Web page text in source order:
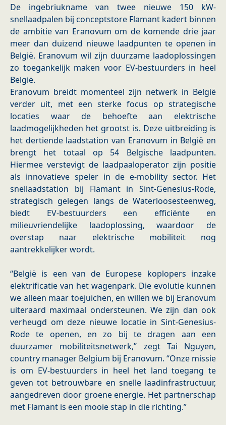
De ingebriukname van twee nieuwe 150 kW-
snellaadpalen bij conceptstore Flamant kadert binnen
de ambitie van Eranovum om de komende drie jaar
meer dan duizend nieuwe laadpunten te openen in
België. Eranovum wil zijn duurzame laadoplossingen
zo toegankelijk maken voor EV-bestuurders in heel
België.
Eranovum breidt momenteel zijn netwerk in België
verder uit, met een sterke focus op strategische
locaties waar de behoefte aan elektrische
laadmogelijkheden het grootst is. Deze uitbreiding is
het dertiende laadstation van Eranovum in België en
brengt het totaal op 54 Belgische laadpunten.
Hiermee verstevigt de laadpaaloperator zijn positie
als innovatieve speler in de e-mobility sector. Het
snellaadstation bij Flamant in Sint-Genesius-Rode,
strategisch gelegen langs de Waterloosesteenweg,
biedt EV-bestuurders een efficiënte en
milieuvriendelijke laadoplossing, waardoor de
overstap naar elektrische mobiliteit nog
aantrekkelijker wordt.
“België is een van de Europese koplopers inzake
elektrificatie van het wagenpark. Die evolutie kunnen
we alleen maar toejuichen, en willen we bij Eranovum
uiteraard maximaal ondersteunen. We zijn dan ook
verheugd om deze nieuwe locatie in Sint-Genesius-
Rode te openen, en zo bij te dragen aan een
duurzamer mobiliteitsnetwerk,” zegt Tai Nguyen,
country manager Belgium bij Eranovum. “Onze missie
is om EV-bestuurders in heel het land toegang te
geven tot betrouwbare en snelle laadinfrastructuur,
aangedreven door groene energie. Het partnerschap
met Flamant is een mooie stap in die richting.”